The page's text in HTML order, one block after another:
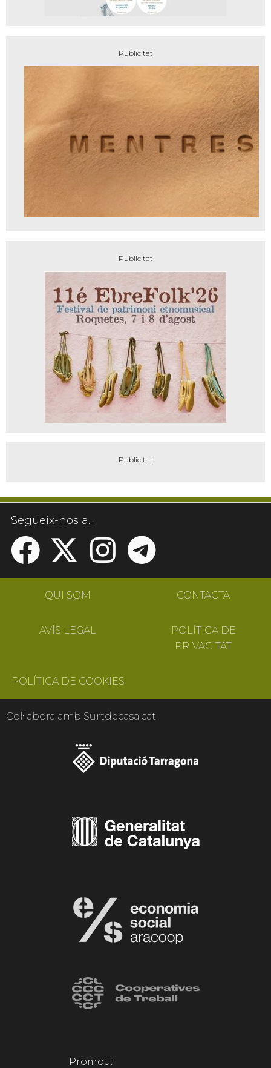
Segueix-nos a...
QUI SOM CONTACTA
AVÍS LEGAL
POLÍTICA DE
PRIVACITAT
POLÍTICA DE COOKIES
Col·labora amb Surtdecasa.cat
Promou: